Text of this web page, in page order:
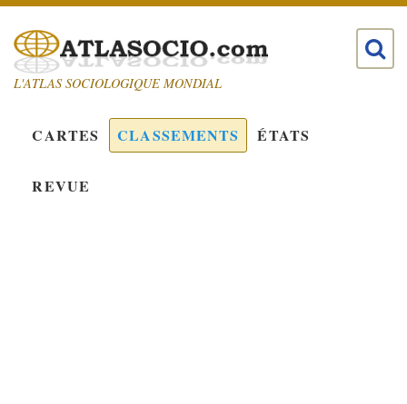
L'ATLAS SOCIOLOGIQUE MONDIAL
CARTES CLASSEMENTS ÉTATS
REVUE